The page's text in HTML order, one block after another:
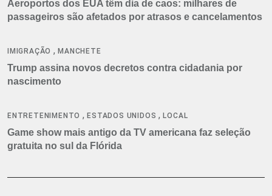
Aeroportos dos EUA têm dia de caos: milhares de
passageiros são afetados por atrasos e cancelamentos
IMIGRAÇÃO ,MANCHETE
Trump assina novos decretos contra cidadania por
nascimento
ENTRETENIMENTO ,ESTADOS UNIDOS ,LOCAL
Game show mais antigo da TV americana faz seleção
gratuita no sul da Flórida